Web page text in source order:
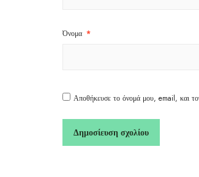
Όνομα *
Αποθήκευσε το όνομά μου, email, και